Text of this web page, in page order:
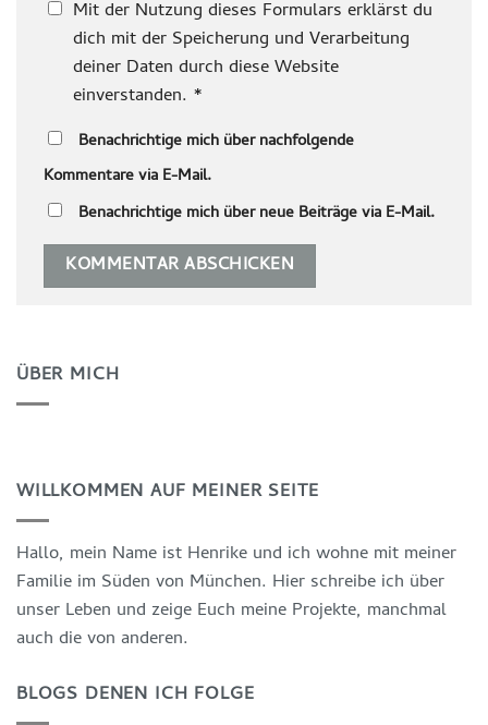
Mit der Nutzung dieses Formulars erklärst du
dich mit der Speicherung und Verarbeitung
deiner Daten durch diese Website
einverstanden. *
Benachrichtige mich über nachfolgende
Kommentare via E-Mail.
Benachrichtige mich über neue Beiträge via E-Mail.
ÜBER MICH
WILLKOMMEN AUF MEINER SEITE
Hallo, mein Name ist Henrike und ich wohne mit meiner
Familie im Süden von München. Hier schreibe ich über
unser Leben und zeige Euch meine Projekte, manchmal
auch die von anderen.
BLOGS DENEN ICH FOLGE